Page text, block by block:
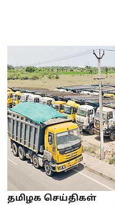
தமிழக செய்திகள்